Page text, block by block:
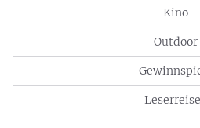
Kino
Outdoor